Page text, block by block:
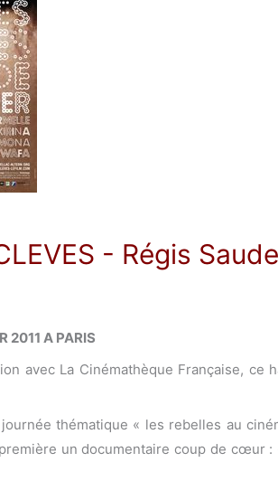
- Régis
2011 A PARIS
avec La Cinémathèque Française, ce
thématique « les rebelles au
un documentaire coup de cœur :